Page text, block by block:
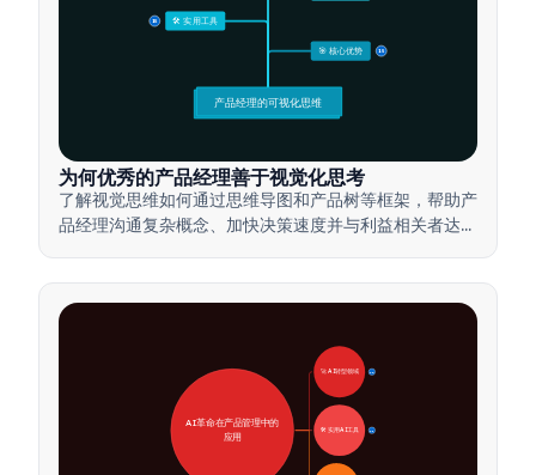
🎯 核心优势 15
🛠️ 实用工具
15
产品经理的可视化思维
为何优秀的产品经理善于视觉化思考
了解视觉思维如何通过思维导图和产品树等框架，帮助产
品经理沟通复杂概念、加快决策速度并与利益相关者达成
🚀 AI转型领域 28
🛠️ 实用AI工具
AI革命在产品管理中的
应用